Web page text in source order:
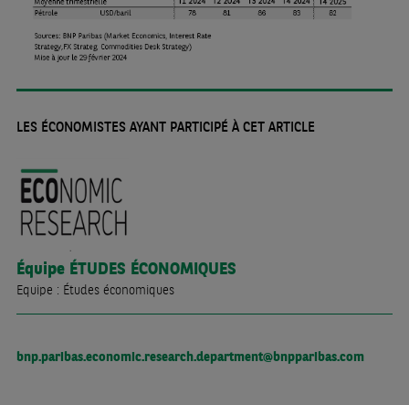
LES ÉCONOMISTES AYANT PARTICIPÉ À CET ARTICLE
Équipe ÉTUDES ÉCONOMIQUES
Equipe : Études économiques
bnp.paribas.economic.research.department@bnpparibas.com